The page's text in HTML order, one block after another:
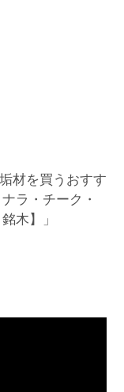
材を買うおすす
ラ・チーク・
木】」